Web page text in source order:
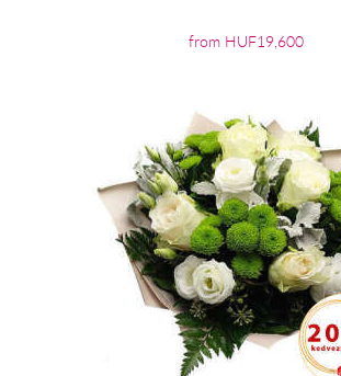
from HUF19,600